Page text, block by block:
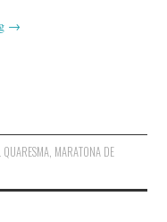
→
QUARESMA, MARATONA DE